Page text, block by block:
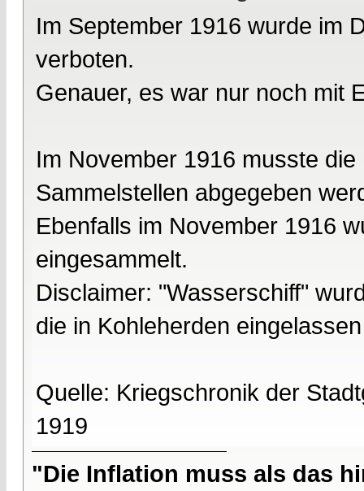
Im September 1916 wurde im
verboten.
Genauer, es war nur noch mit
Im November 1916 musste
Sammelstellen abgegeben
Ebenfalls im November 1916
eingesammelt.
Disclaimer: "Wasserschiff"
die in Kohleherden
Quelle: Kriegschronik der
1919
"Die Inflation muss als das